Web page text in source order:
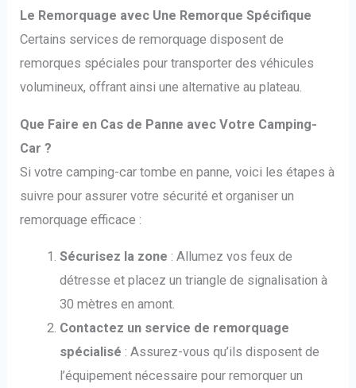
Le Remorquage avec Une Remorque Spécifique
Certains services de remorquage disposent de
remorques spéciales pour transporter des véhicules
volumineux, offrant ainsi une alternative au plateau.
Que Faire en Cas de Panne avec Votre Camping-
Car ?
Si votre camping-car tombe en panne, voici les étapes à
suivre pour assurer votre sécurité et organiser un
remorquage efficace :
Sécurisez la zone : Allumez vos feux de
détresse et placez un triangle de signalisation à
30 mètres en amont.
Contactez un service de remorquage
spécialisé : Assurez-vous qu’ils disposent de
l’équipement nécessaire pour remorquer un